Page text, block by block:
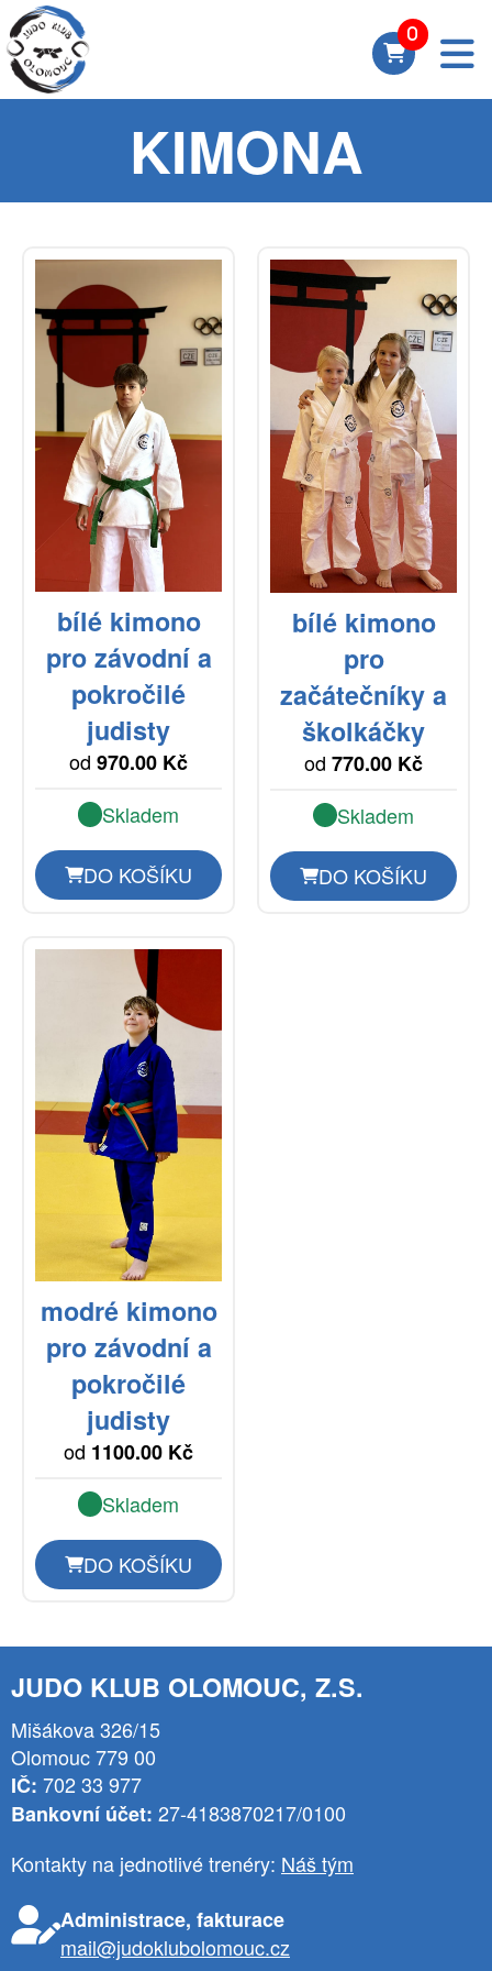
KIMONA
bílé kimono
pro závodní a
pokročilé
judisty
od 970.00 Kč
Skladem
DO KOŠÍKU
bílé kimono
pro
začátečníky a
školkáčky
od 770.00 Kč
Skladem
DO KOŠÍKU
modré kimono
pro závodní a
pokročilé
judisty
od 1100.00 Kč
Skladem
DO KOŠÍKU
JUDO KLUB OLOMOUC, Z.S.
Mišákova 326/15
Olomouc 779 00
IČ: 702 33 977
Bankovní účet: 27-4183870217/0100
Kontakty na jednotlivé trenéry: Náš tým
Administrace, fakturace
mail@judoklubolomouc.cz